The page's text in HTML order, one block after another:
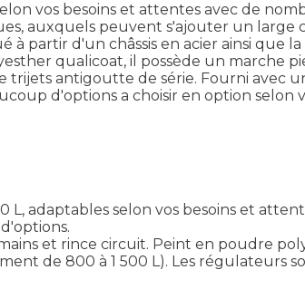
vos besoins et attentes avec de
auxquels peuvent s'ajouter un large
partir d'un châssis en acier ainsi que
qualicoat, il possède un marche
antigoutte de série. Fourni avec
d'options a choisir en option selon
adaptables selon vos besoins et
et rince circuit. Peint en poudre
de 800 à 1 500 L). Les régulateurs